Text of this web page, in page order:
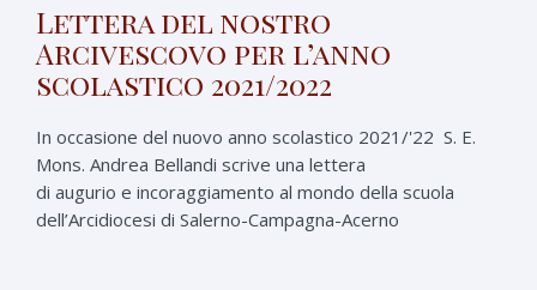
Lettera del nostro
Arcivescovo per l’anno
scolastico 2021/2022
In occasione del nuovo anno scolastico 2021/'22 S. E.
Mons. Andrea Bellandi scrive una lettera
di augurio e incoraggiamento al mondo della scuola
dell’Arcidiocesi di Salerno-Campagna-Acerno